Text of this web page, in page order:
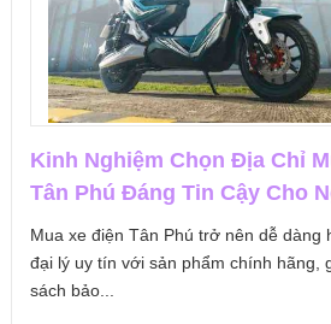
Kinh Nghiệm Chọn Địa Chỉ
Tân Phú Đáng Tin Cậy Cho
Mua xe điện Tân Phú trở nên dễ dàng
đại lý uy tín với sản phẩm chính hãng,
sách bảo...